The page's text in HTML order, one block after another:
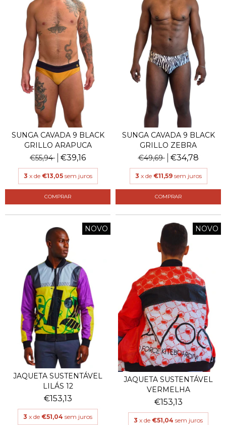
SUNGA CAVADA 9 BLACK
GRILLO ARAPUCA
€55,94
€39,16
3 x de €13,05 sem juros
COMPRAR
SUNGA CAVADA 9 BLACK
GRILLO ZEBRA
€49,69
€34,78
3 x de €11,59 sem juros
COMPRAR
NOVO
JAQUETA SUSTENTÁVEL
LILÁS 12
€153,13
3 x de €51,04 sem juros
NOVO
JAQUETA SUSTENTÁVEL
VERMELHA
€153,13
3 x de €51,04 sem juros